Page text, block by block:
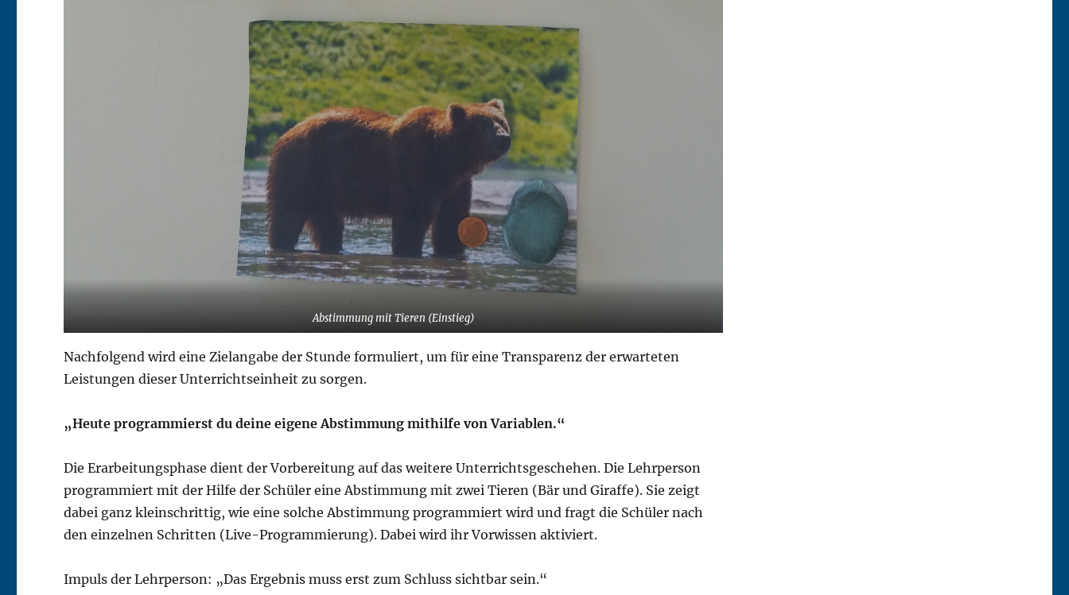
Abstimmung mit Tieren (Einstieg)
Nachfolgend wird eine Zielangabe der Stunde formuliert, um für eine Transparenz der erwarteten
Leistungen dieser Unterrichtseinheit zu sorgen.
„Heute programmierst du deine eigene Abstimmung mithilfe von Variablen.“
Die Erarbeitungsphase dient der Vorbereitung auf das weitere Unterrichtsgeschehen. Die Lehrperson
programmiert mit der Hilfe der Schüler eine Abstimmung mit zwei Tieren (Bär und Giraffe). Sie zeigt
dabei ganz kleinschrittig, wie eine solche Abstimmung programmiert wird und fragt die Schüler nach
den einzelnen Schritten (Live-Programmierung). Dabei wird ihr Vorwissen aktiviert.
Impuls der Lehrperson: „Das Ergebnis muss erst zum Schluss sichtbar sein.“